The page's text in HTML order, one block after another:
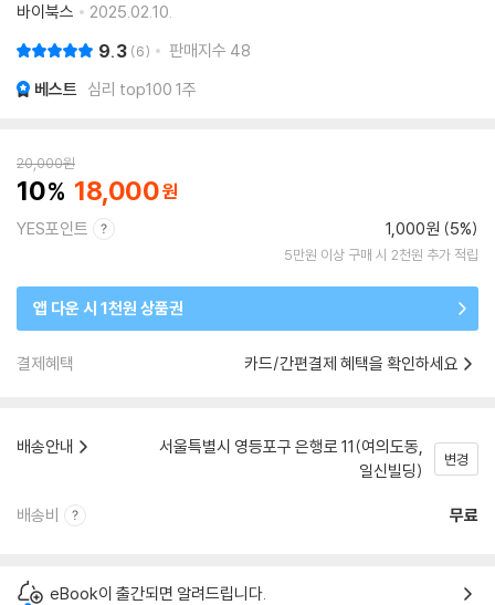
바이북스
2025.02.10.
9.3 6 판매지수 48
베스트 심리 top100 1주
20,000원
10 18,000
YES포인트 1,000원 (5%)
5만원 이상 구매 시 2천원 추가 적립
앱 다운 시 1천원 상품권
결제혜택 카드/간편결제 혜택을 확인하세요
배송안내
서울특별시 영등포구 은행로 11(여의도동,
일신빌딩)
변경
배송비 무료
eBook이 출간되면 알려드립니다.